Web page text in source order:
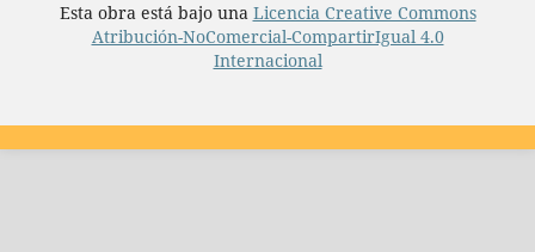
Esta obra está bajo una Licencia Creative Commons
Atribución-NoComercial-CompartirIgual 4.0
Internacional